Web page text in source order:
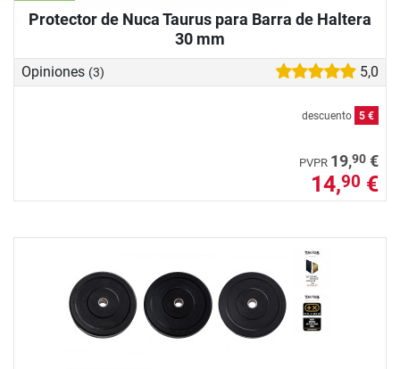
Protector de Nuca Taurus para Barra de Haltera
30 mm
Opiniones (3) 5,0
descuento 5 €
PVPR 19,90 €
14,90 €